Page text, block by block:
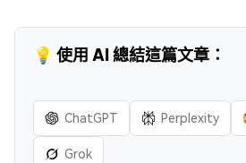
💡 使用 AI 總結這篇文章：
ChatGPT Perplexity
Grok